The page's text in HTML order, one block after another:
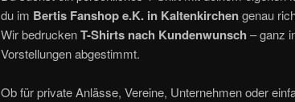
du im Bertis Fanshop e.K. in Kaltenkirchengenau
Wir bedruckenT-Shirts nach Kundenwunsch – ganz
Vorstellungen abgestimmt.
Ob für private Anlässe, Vereine, Unternehmen oder